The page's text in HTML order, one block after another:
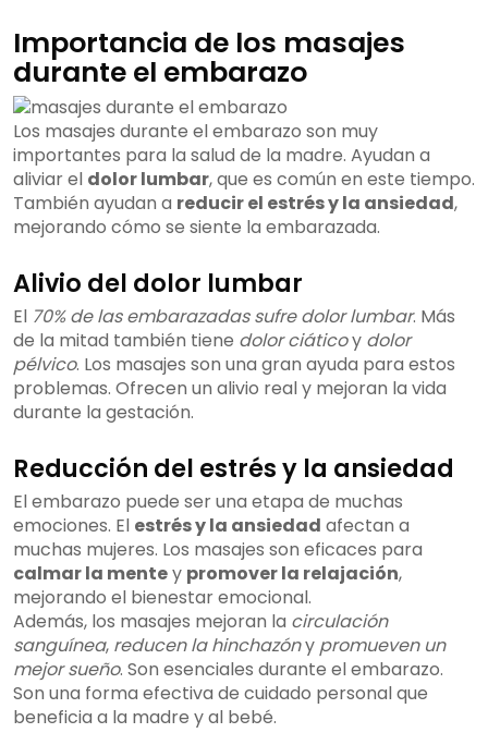
Importancia de los masajes
durante el embarazo
Los masajes durante el embarazo son muy
importantes para la salud de la madre. Ayudan a
aliviar el dolor lumbar, que es común en este tiempo.
También ayudan a reducir el estrés y la ansiedad,
mejorando cómo se siente la embarazada.
Alivio del dolor lumbar
El 70% de las embarazadas sufre dolor lumbar. Más
de la mitad también tiene dolor ciáticoy dolor
pélvico. Los masajes son una gran ayuda para estos
problemas. Ofrecen un alivio real y mejoran la vida
durante la gestación.
Reducción del estrés y la ansiedad
El embarazo puede ser una etapa de muchas
emociones. El estrés y la ansiedad afectan a
muchas mujeres. Los masajes son eficaces para
calmar la mentey promover la relajación,
mejorando el bienestar emocional.
Además, los masajes mejoran la circulación
sanguínea, reducen la hinchazóny promueven un
mejor sueño. Son esenciales durante el embarazo.
Son una forma efectiva de cuidado personal que
beneficia a la madre y al bebé.